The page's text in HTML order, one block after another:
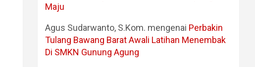
Maju
Agus Sudarwanto, S.Kom. mengenai Perbakin
Tulang Bawang Barat Awali Latihan Menembak
Di SMKN Gunung Agung